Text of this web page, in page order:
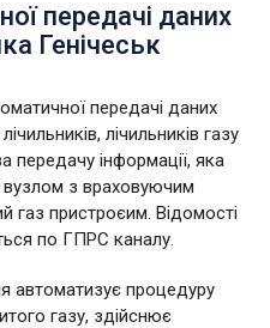
передачі даних
Генічеськ
передачі даних
лічильників газу
передачу інформації, яка
з враховуючим
газ пристроєим. Відомості
по ГПРС каналу.
автоматизує процедуру
газу, здійснює